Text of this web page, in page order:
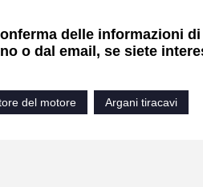
delle informazioni
o dal email, se siete
del motore Argani tiracavi